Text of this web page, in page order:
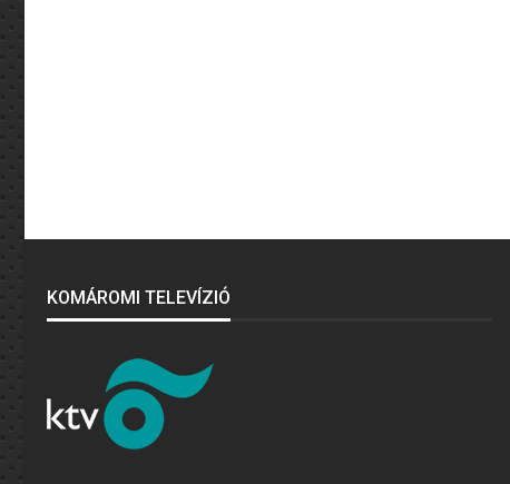
KOMÁROMI TELEVÍZIÓ